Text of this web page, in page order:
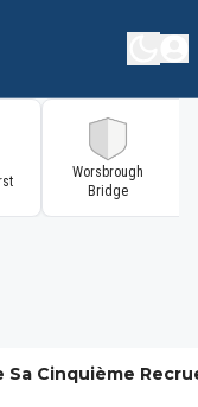
Worsbrough
Bridge
Sa Cinquième